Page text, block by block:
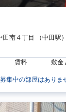
南４丁目 （中田駅）
賃料 敷金
集中の部屋はありま